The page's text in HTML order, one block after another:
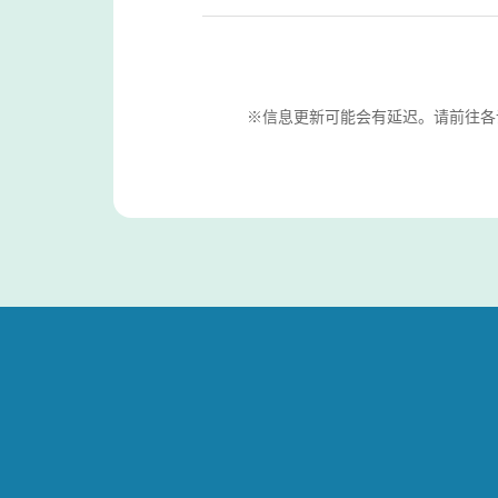
※信息更新可能会有延迟。请前往各